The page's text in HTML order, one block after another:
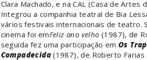
Clara Machado, e na CAL (Casa de Artes
Integrou a companhia teatral de Bia
vários festivais internacionais de teatro.
cinema foi emFeliz ano velho (1987), de
seguida fez uma participação em Os
Compadecida(1987), de Roberto Farias